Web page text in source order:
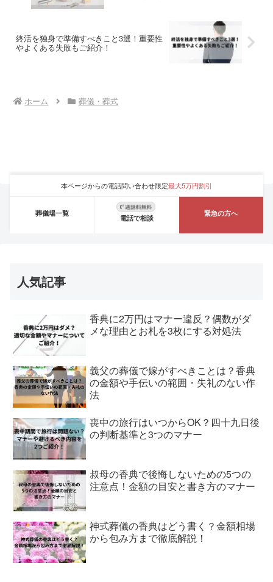
終活を独身で準備すべきこと3選！重要性
やよくある失敗もご紹介！
ホーム 葬儀・葬式
本ページからの電話問い合わせ限定最大5万円割引
葬儀場一覧
電話で相談
緊急の方へ
人気記事
香典に2万円はマナー違反？偶数がダ
メな理由とお札を3枚にする対処法
義父の葬儀で嫁がすべきことは？香典
の金額や手伝いの範囲・失礼のない作
法
喪中の旅行はいつからOK？四十九日後
の判断基準と3つのマナー
叔母の香典で後悔しないための5つの
注意点！金額の目安と書き方のマナー
神式葬儀の香典はどう書く？金額相場
から包み方まで徹底解説！